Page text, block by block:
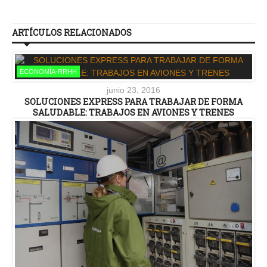
ARTÍCULOS RELACIONADOS
ECONOMÍA-RRHH
junio 23, 2016
SOLUCIONES EXPRESS PARA TRABAJAR DE FORMA
SALUDABLE: TRABAJOS EN AVIONES Y TRENES